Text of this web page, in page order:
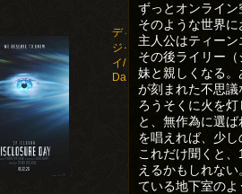
ディスクロー
ジャー・デ
イ/Disclosure
Day(2026)
ずっとオンライ
そのような世界
主人公はティー
その後ライリー
妹と親しくなる
が刻まれた不思議
ろうそくに火を
と、無作為に選
を唱えれば、少し
これだけ聞くと
えるかもしれな
ている地下室の